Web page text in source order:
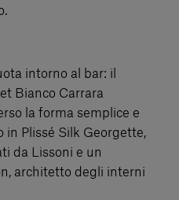
intorno al bar: il
Bianco Carrara
la forma semplice e
in Plissé Silk Georgette,
da Lissoni e un
architetto degli interni